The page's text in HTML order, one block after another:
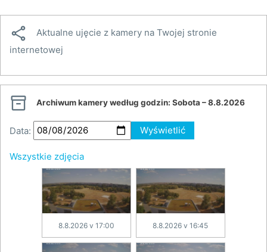

Aktualne ujęcie z kamery na Twojej stronie
internetowej
 Archiwum kamery według godzin: Sobota – 8.8.2026
Data: Wyświetlić
Wszystkie zdjęcia
8.8.2026 v 17:00 8.8.2026 v 16:45